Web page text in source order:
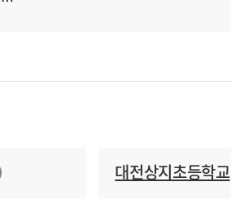
대전상지초등학교